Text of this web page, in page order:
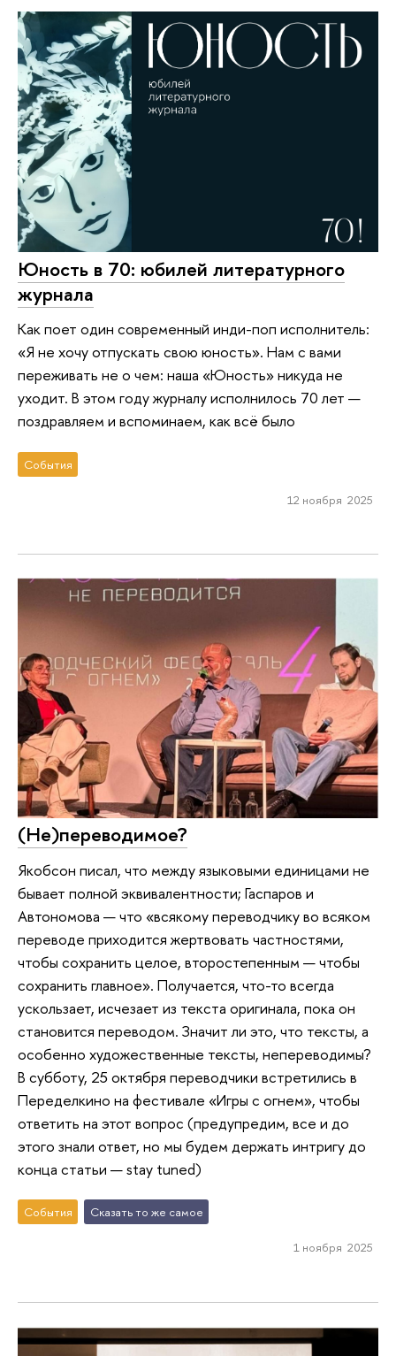
Юность в 70: юбилей литературного
журнала
Как поет один современный инди-поп исполнитель:
«Я не хочу отпускать свою юность». Нам с вами
переживать не о чем: наша «Юность» никуда не
уходит. В этом году журналу исполнилось 70 лет —
поздравляем и вспоминаем, как всё было
События
12 ноября 2025
(Не)переводимое?
Якобсон писал, что между языковыми единицами не
бывает полной эквивалентности; Гаспаров и
Автономова — что «всякому переводчику во всяком
переводе приходится жертвовать частностями,
чтобы сохранить целое, второстепенным — чтобы
сохранить главное». Получается, что-то всегда
ускользает, исчезает из текста оригинала, пока он
становится переводом. Значит ли это, что тексты, а
особенно художественные тексты, непереводимы?
В субботу, 25 октября переводчики встретились в
Переделкино на фестивале «Игры с огнем», чтобы
ответить на этот вопрос (предупредим, все и до
этого знали ответ, но мы будем держать интригу до
конца статьи — stay tuned)
События Сказать то же самое
1 ноября 2025